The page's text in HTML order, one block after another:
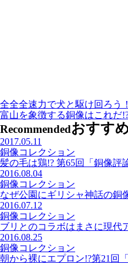
全全全速力で犬と駆け回ろう
富山を象徴する銅像はこれだ
Recommendedおすす
2017.05.11
銅像コレクション
髪の毛は鶏!? 第65回「銅像評
2016.08.04
銅像コレクション
なぜ公園にギリシャ神話の銅
2016.07.12
銅像コレクション
ブリとのコラボはまさに現代
2016.08.25
銅像コレクション
朝から裸にエプロン!?第21回